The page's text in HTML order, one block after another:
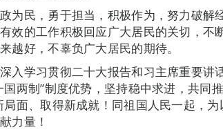
为民，勇于担当，积极作为，努力破解
效的工作积极回应广大居民的关切，不
越好，不辜负广大居民的期待。
入学习贯彻二十大报告和习主席重要讲
两制”制度优势，坚持稳中求进，共同
局面、取得新成就！同祖国人民一起，
力量！